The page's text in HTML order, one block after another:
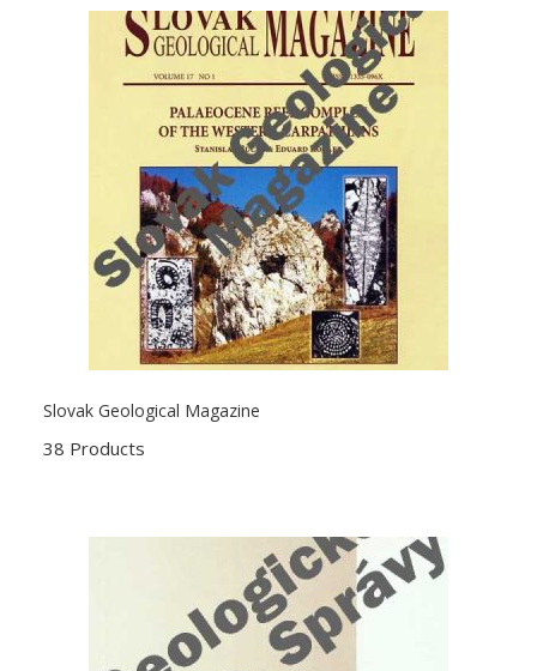
Slovak Geological Magazine
38 Products